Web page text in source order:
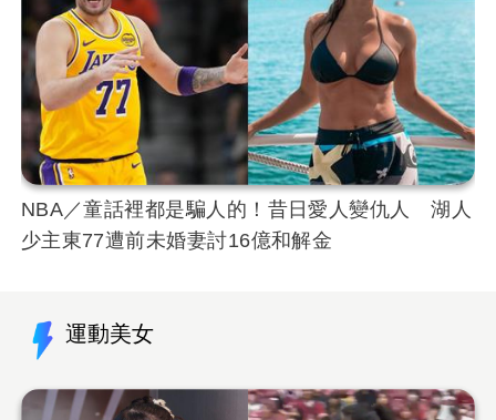
NBA／童話裡都是騙人的！昔日愛人變仇人 湖人
少主東77遭前未婚妻討16億和解金
運動美女